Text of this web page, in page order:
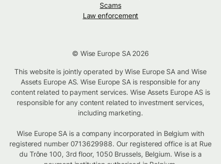
Scams
Law enforcement
© Wise Europe SA 2026
This website is jointly operated by Wise Europe SA and Wise
Assets Europe AS. Wise Europe SA is responsible for any
content related to payment services. Wise Assets Europe AS is
responsible for any content related to investment services,
including marketing.
Wise Europe SA is a company incorporated in Belgium with
registered number 0713629988. Our registered office is at Rue
du Trône 100, 3rd floor, 1050 Brussels, Belgium. Wise is a